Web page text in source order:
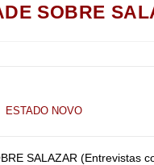
SOBRE
ESTADO NOVO
SALAZAR (Entrevistas